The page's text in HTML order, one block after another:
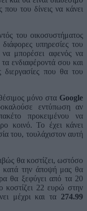
που του δίνεις να κάνει
του οικοσυστήματος
υπηρεσίες του
μπορέσει αφενός να
ενδιαφέροντά σου και
διεργασίες που θα του
μόνο στα Google
εντύπωση αν
προκειμένου να
κοινό. Το έχει κάνει
του, τουλάχιστον αυτή
θα κοστίζει, ωστόσο
κατά την άποψή μας θα
θα ξεφύγει από τα 20
22 ευρώ στην
μέχρι και τα 274.99